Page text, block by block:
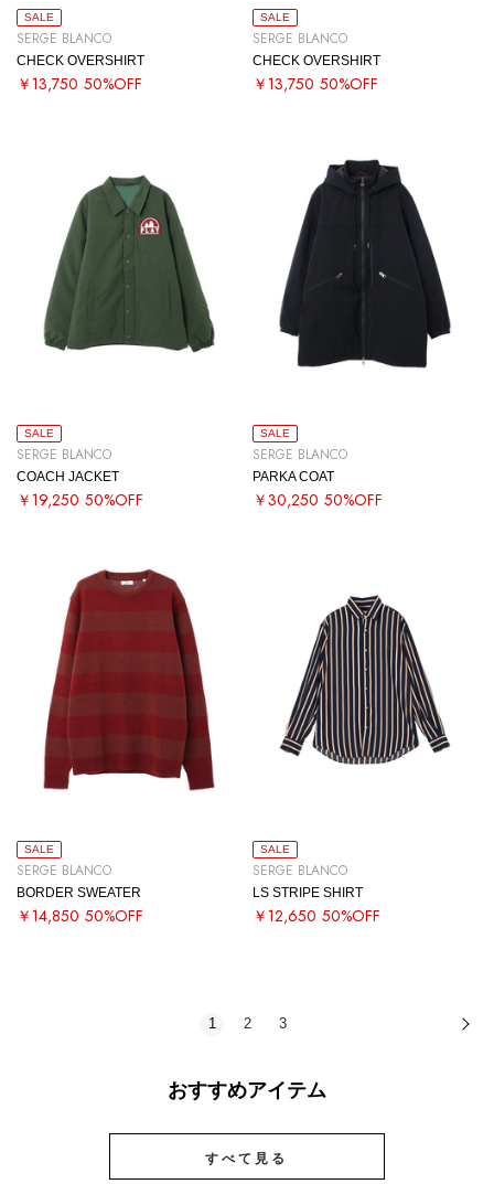
SALE
SERGE BLANCO
CHECK OVERSHIRT
￥13,750 50%OFF
SALE
SERGE BLANCO
CHECK OVERSHIRT
￥13,750 50%OFF
SALE
SERGE BLANCO
COACH JACKET
￥19,250 50%OFF
SALE
SERGE BLANCO
PARKA COAT
￥30,250 50%OFF
SALE
SERGE BLANCO
BORDER SWEATER
￥14,850 50%OFF
SALE
SERGE BLANCO
LS STRIPE SHIRT
￥12,650 50%OFF
1 2 3
おすすめアイテム
すべて見る